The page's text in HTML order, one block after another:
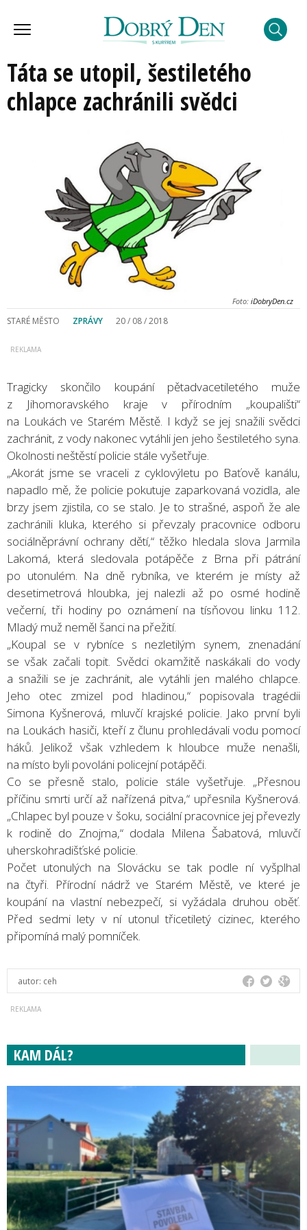
Táta se utopil, šestiletého
chlapce zachránili svědci
Foto: iDobryDen.cz
STARÉ MĚSTO ZPRÁVY 20 / 08 / 2018
Tragicky skončilo koupání pětadvacetiletého muže
z Jihomoravského kraje v přírodním „koupališti“
na Loukách ve Starém Městě. I když se jej snažili svědci
zachránit, z vody nakonec vytáhli jen jeho šestiletého syna.
Okolnosti neštěstí policie stále vyšetřuje.
„Akorát jsme se vraceli z cyklovýletu po Baťově kanálu,
napadlo mě, že policie pokutuje zaparkovaná vozidla, ale
brzy jsem zjistila, co se stalo. Je to strašné, aspoň že ale
zachránili kluka, kterého si převzaly pracovnice odboru
sociálněprávní ochrany dětí,“ těžko hledala slova Jarmila
Lakomá, která sledovala potápěče z Brna při pátrání
po utonulém. Na dně rybníka, ve kterém je místy až
desetimetrová hloubka, jej nalezli až po osmé hodině
večerní, tři hodiny po oznámení na tísňovou linku 112.
Mladý muž neměl šanci na přežití.
„Koupal se v rybníce s nezletilým synem, znenadání
se však začali topit. Svědci okamžitě naskákali do vody
a snažili se je zachránit, ale vytáhli jen malého chlapce.
Jeho otec zmizel pod hladinou,“ popisovala tragédii
Simona Kyšnerová, mluvčí krajské policie. Jako první byli
na Loukách hasiči, kteří z člunu prohledávali vodu pomocí
háků. Jelikož však vzhledem k hloubce muže nenašli,
na místo byli povoláni policejní potápěči.
Co se přesně stalo, policie stále vyšetřuje. „Přesnou
příčinu smrti určí až nařízená pitva,“ upřesnila Kyšnerová.
„Chlapec byl pouze v šoku, sociální pracovnice jej převezly
k rodině do Znojma,“ dodala Milena Šabatová, mluvčí
uherskohradišťské policie.
Počet utonulých na Slovácku se tak podle ní vyšplhal
na čtyři. Přírodní nádrž ve Starém Městě, ve které je
koupání na vlastní nebezpečí, si vyžádala druhou oběť.
Před sedmi lety v ní utonul třicetiletý cizinec, kterého
připomíná malý pomníček.
autor: ceh
KAM DÁL?